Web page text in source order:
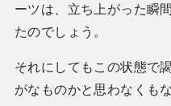
ーツは、立ち上がった瞬
たのでしょう。
それにしてもこの状態で
がなものかと思わなくも